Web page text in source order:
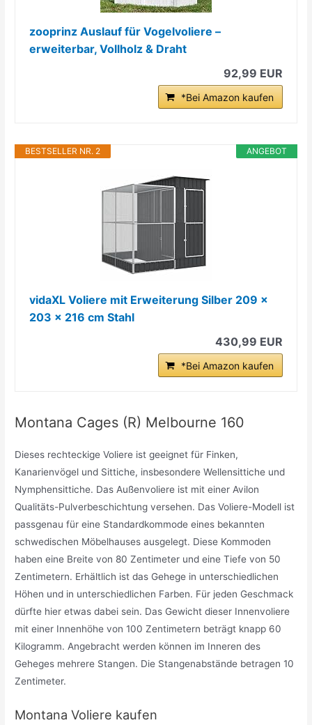
zooprinz Auslauf für Vogelvoliere –
erweiterbar, Vollholz & Draht
92,99 EUR
*Bei Amazon kaufen
ANGEBOT
BESTSELLER NR. 2
vidaXL Voliere mit Erweiterung Silber 209 x
203 x 216 cm Stahl
430,99 EUR
*Bei Amazon kaufen
Montana Cages (R) Melbourne 160
Dieses rechteckige Voliere ist geeignet für Finken,
Kanarienvögel und Sittiche, insbesondere Wellensittiche und
Nymphensittiche. Das Außenvoliere ist mit einer Avilon
Qualitäts-Pulverbeschichtung versehen. Das Voliere-Modell ist
passgenau für eine Standardkommode eines bekannten
schwedischen Möbelhauses ausgelegt. Diese Kommoden
haben eine Breite von 80 Zentimeter und eine Tiefe von 50
Zentimetern. Erhältlich ist das Gehege in unterschiedlichen
Höhen und in unterschiedlichen Farben. Für jeden Geschmack
dürfte hier etwas dabei sein. Das Gewicht dieser Innenvoliere
mit einer Innenhöhe von 100 Zentimetern beträgt knapp 60
Kilogramm. Angebracht werden können im Inneren des
Geheges mehrere Stangen. Die Stangenabstände betragen 10
Zentimeter.
Montana Voliere kaufen